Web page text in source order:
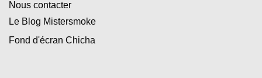
Nous contacter
Le Blog Mistersmoke
Fond d'écran Chicha